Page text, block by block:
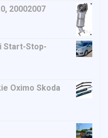
20002007
Start-Stop-
Oximo Skoda